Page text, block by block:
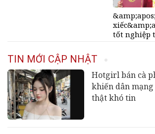
tốt nghiệp
TIN MỚI CẬP NHẬT
Hotgirl bán cà
khiến dân
thật khó tin